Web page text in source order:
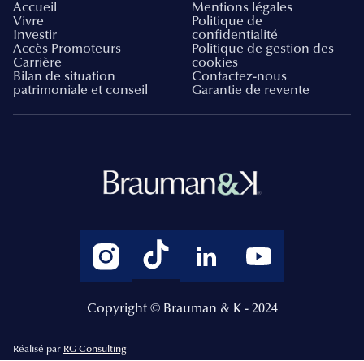
Accueil
Vivre
Investir
Accès Promoteurs
Carrière
Bilan de situation
patrimoniale et conseil
Mentions légales
Politique de
confidentialité
Politique de gestion des
cookies
Contactez-nous
Garantie de revente
Copyright © Brauman & K - 2024
Réalisé par RG Consulting